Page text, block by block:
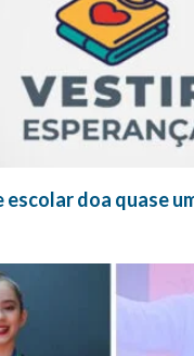
escolar doa quase